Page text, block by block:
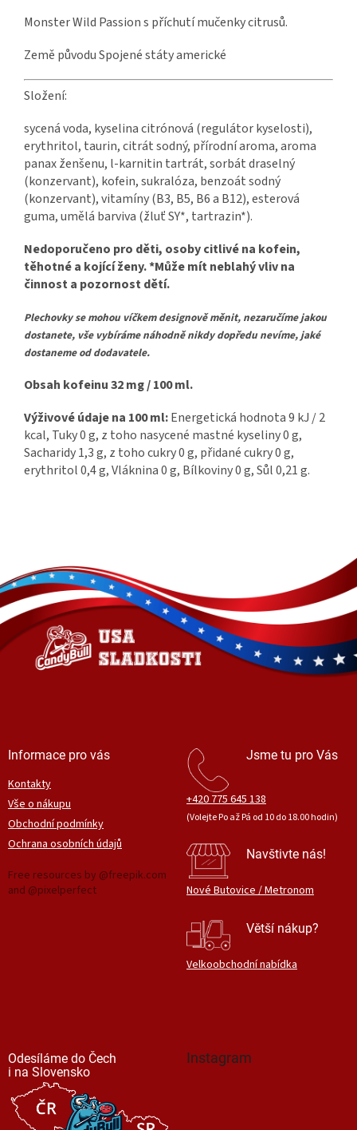
Monster Wild Passion s příchutí mučenky citrusů.
Země původu Spojené státy americké
Složení:
sycená voda, kyselina citrónová (regulátor kyselosti),
erythritol, taurin, citrát sodný, přírodní aroma, aroma
panax ženšenu, l-karnitin tartrát, sorbát draselný
(konzervant), kofein, sukralóza, benzoát sodný
(konzervant), vitamíny (B3, B5, B6 a B12), esterová
guma, umělá barviva (žluť SY*, tartrazin*).
Nedoporučeno pro děti, osoby citlivé na kofein,
těhotné a kojící ženy. *Může mít neblahý vliv na
činnost a pozornost dětí.
Plechovky se mohou víčkem designově měnit, nezaručíme jakou
dostanete, vše vybíráme náhodně nikdy dopředu nevíme, jaké
dostaneme od dodavatele.
Obsah kofeinu 32 mg / 100 ml.
Výživové údaje na 100 ml:Energetická hodnota 9 kJ / 2
kcal, Tuky 0 g, z toho nasycené mastné kyseliny 0 g,
Sacharidy 1,3 g, z toho cukry 0 g, přidané cukry 0 g,
erythritol 0,4 g, Vláknina 0 g, Bílkoviny 0 g, Sůl 0,21 g.
á
p
a
í
Informace pro vás
Kontakty
Vše o nákupu
Obchodní podmínky
Ochrana osobních údajů
Free resources by @freepik.com
and @pixelperfect
Jsme tu pro Vás
+420 775 645 138
(Volejte Po až Pá od 10 do 18.00 hodin)
Navštivte nás!
Nové Butovice / Metronom
Větší nákup?
Velkoobchodní nabídka
Odesíláme do Čech
i na Slovensko
Instagram